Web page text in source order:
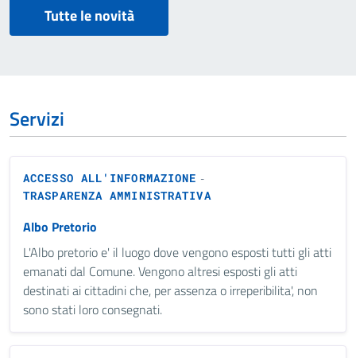
Tutte le novità
Servizi
ACCESSO ALL'INFORMAZIONE -
TRASPARENZA AMMINISTRATIVA
Albo Pretorio
L'Albo pretorio e' il luogo dove vengono esposti tutti gli atti
emanati dal Comune. Vengono altresi esposti gli atti
destinati ai cittadini che, per assenza o irreperibilita', non
sono stati loro consegnati.